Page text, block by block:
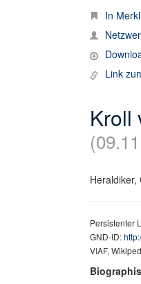
In
Link
Kroll
Persistenter
GND-ID:
VIAF,